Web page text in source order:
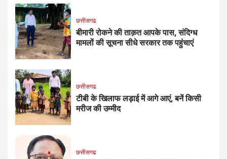
छत्तीसगढ
बीमारी रोकने की ताक़त आपके पास, संदिग्ध
मामलों की सूचना सीधे सरकार तक पहुंचाएं
छत्तीसगढ
टीबी के खिलाफ लड़ाई में आगे आएं, बनें किसी
मरीज की उम्मीद
छत्तीसगढ